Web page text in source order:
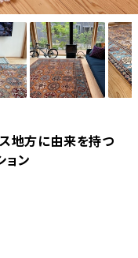
地方に由来を持つ
ョン